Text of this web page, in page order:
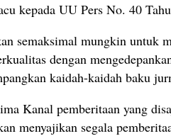
kepada UU Pers No. 40
semaksimal mungkin untuk
dengan
kaidah-kaidah baku
Kanal pemberitaan yang
menyajikan segala